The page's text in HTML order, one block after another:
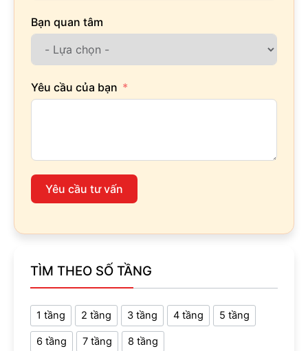
Bạn quan tâm
Yêu cầu của bạn
Yêu cầu tư vấn
TÌM THEO SỐ TẦNG
1 tầng 2 tầng 3 tầng 4 tầng 5 tầng
6 tầng 7 tầng 8 tầng